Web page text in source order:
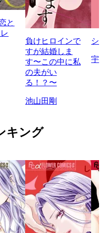
と
負けヒロインで
すが結婚しま
す〜この中に私
の夫がい
る！？〜
池山田剛
シ
宇
キング